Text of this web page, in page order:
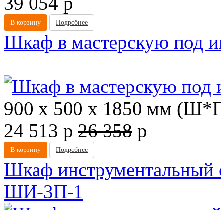
В корзину Подробнее
Шкаф в мастерскую под
900 х 500 х 1850 мм
24 513 p 26 358 p
В корзину Подробнее
Шкаф
ШИ-3П-1